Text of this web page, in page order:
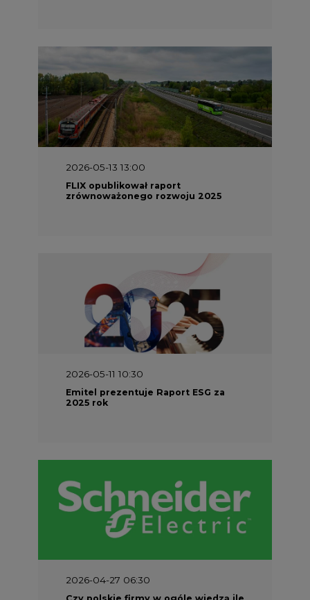
2026-05-13 13:00
FLIX opublikował raport
zrównoważonego rozwoju 2025
2026-05-11 10:30
Emitel prezentuje Raport ESG za
2025 rok
2026-04-27 06:30
Czy polskie firmy w ogóle wiedzą ile